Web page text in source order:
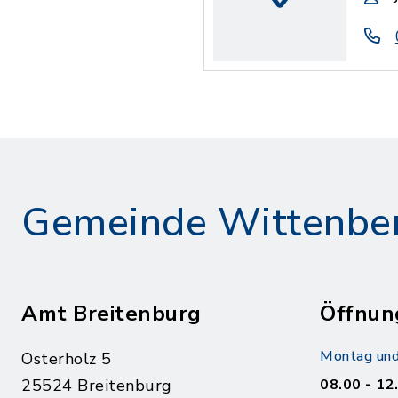
Gemeinde
Amt Breitenburg
Osterholz 5
25524 Breitenburg
Montag
08.00 -